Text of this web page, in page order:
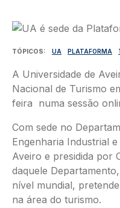
Imagem
TÓPICOS UA PLATAFORMA
A Universidade de
Nacional de Turismo
feira numa sessão
Com sede no
Engenharia Industrial
Aveiro e presidida por
daquele
nível mundial,
na área do turismo.